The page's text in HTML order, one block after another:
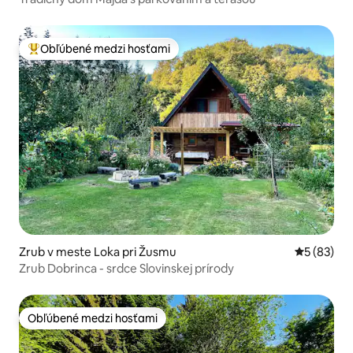
Najobľúbenejšie medzi hosťami
Obľúbené medzi hosťami
Zrub v meste Loka pri Žusmu
5 (83)
Zrub Dobrinca - srdce Slovinskej prírody
Obľúbené medzi hosťami
Obľúbené medzi hosťami